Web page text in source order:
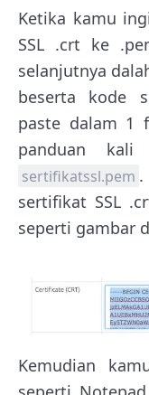
Ketika kamu
SSL .crt ke
selanjutnya
beserta kode
paste dalam 1
panduan
sertifikatssl.pem
sertifikat SSL
seperti gambar
Kemudian